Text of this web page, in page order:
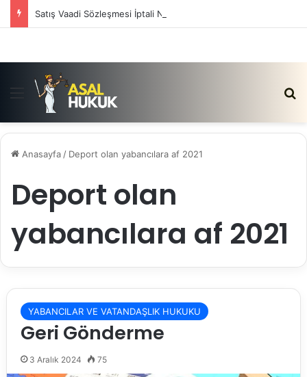
Satış Vaadi Sözleşmesi İptali Nedir?
Menü
Anasayfa / Deport olan yabancılara af 2021
Deport olan
yabancılara af 2021
YABANCILAR VE VATANDAŞLIK HUKUKU
Geri Gönderme
3 Aralık 2024 75